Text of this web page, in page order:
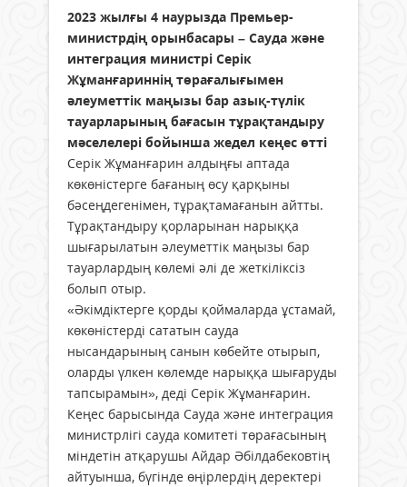
2023 жылғы 4 наурызда Премьер-
министрдің орынбасары – Сауда және
интеграция министрі Серік
Жұманғариннің төрағалығымен
әлеуметтік маңызы бар азық-түлік
тауарларының бағасын тұрақтандыру
мәселелері бойынша жедел кеңес өтті
Серік Жұманғарин алдыңғы аптада
көкөністерге бағаның өсу қарқыны
бәсеңдегенімен, тұрақтамағанын айтты.
Тұрақтандыру қорларынан нарыққа
шығарылатын әлеуметтік маңызы бар
тауарлардың көлемі әлі де жеткіліксіз
болып отыр.
«Әкімдіктерге қорды қоймаларда ұстамай,
көкөністерді сататын сауда
нысандарының санын көбейте отырып,
оларды үлкен көлемде нарыққа шығаруды
тапсырамын», деді Серік Жұманғарин.
Кеңес барысында Сауда және интеграция
министрлігі сауда комитеті төрағасының
міндетін атқарушы Айдар Әбілдабековтің
айтуынша, бүгінде өңірлердің деректері